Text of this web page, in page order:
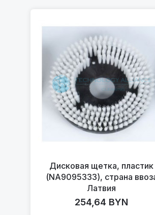
Дисковая щетка, пластик
(NA9095333), страна
Латвия
254,64 BYN